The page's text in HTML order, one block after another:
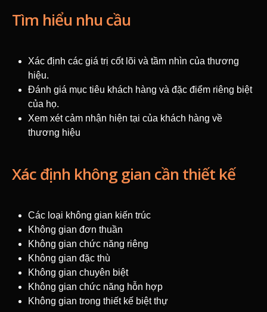
Tìm hiểu nhu cầu
Xác định các giá trị cốt lõi và tầm nhìn của thương
hiệu.
Đánh giá mục tiêu khách hàng và đặc điểm riêng biệt
của họ.
Xem xét cảm nhận hiện tại của khách hàng về
thương hiệu
Xác định không gian cần thiết kế
Các loại không gian kiến trúc
Không gian đơn thuần
Không gian chức năng riêng
Không gian đặc thù
Không gian chuyên biệt
Không gian chức năng hỗn hợp
Không gian trong thiết kế biệt thự